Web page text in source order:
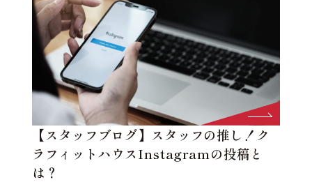
【スタッフブログ】スタッフの推し！ク
ラフィットハウスInstagramの投稿と
は？